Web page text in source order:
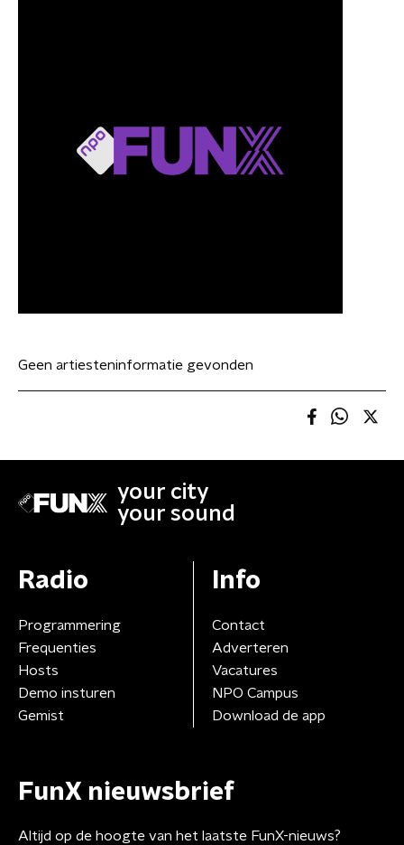
Geen artiesteninformatie gevonden
your city
your sound
Radio
Programmering
Frequenties
Hosts
Demo insturen
Gemist
Info
Contact
Adverteren
Vacatures
NPO Campus
Download de app
FunX nieuwsbrief
Altijd op de hoogte van het laatste FunX-nieuws?